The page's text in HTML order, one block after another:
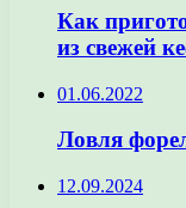
Как
из свежей
01.06.2022
Ловля
12.09.2024